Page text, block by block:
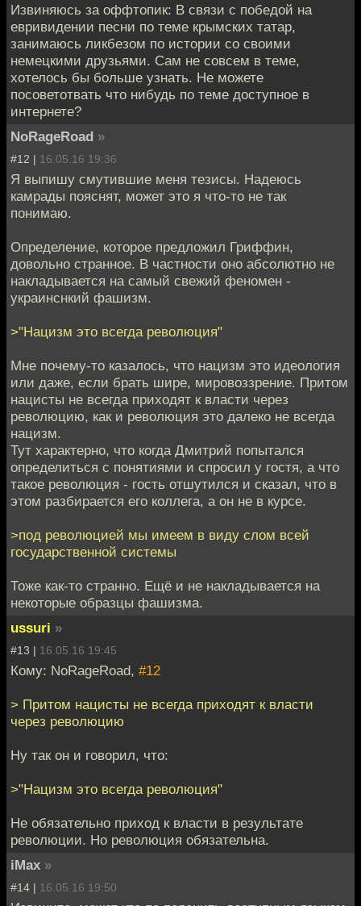
Извиняюсь за оффтопик: В связи с победой на
евривидении песни по теме крымских татар,
занимаюсь ликбезом по истории со своими
немецкими друзьями. Сам не совсем в теме,
хотелось бы больше узнать. Не можете
посоветотвать что нибудь по теме доступное в
интернете?
NoRageRoad »
#12 | 16.05.16 19:36
Я выпишу смутившие меня тезисы. Надеюсь
камрады пояснят, может это я что-то не так
понимаю.
Определение, которое предложил Гриффин,
довольно странное. В частности оно абсолютно не
накладывается на самый свежий феномен -
украинснкий фашизм.
>"Нацизм это всегда революция"
Мне почему-то казалось, что нацизм это идеология
или даже, если брать шире, мировоззрение. Притом
нацисты не всегда приходят к власти через
революцию, как и революция это далеко не всегда
нацизм.
Тут характерно, что когда Дмитрий попытался
определиться с понятиями и спросил у гостя, а что
такое революция - гость отшутился и сказал, что в
этом разбирается его коллега, а он не в курсе.
>под революцией мы имеем в виду слом всей
государственной системы
Тоже как-то странно. Ещё и не накладывается на
некоторые образцы фашизма.
ussuri »
#13 | 16.05.16 19:45
Кому: NoRageRoad, #12
> Притом нацисты не всегда приходят к власти
через революцию
Ну так он и говорил, что:
>"Нацизм это всегда революция"
Не обязательно приход к власти в результате
революции. Но революция обязательна.
iMax »
#14 | 16.05.16 19:50